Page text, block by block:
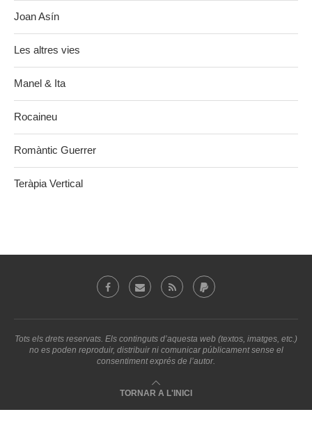
Joan Asín
Les altres vies
Manel & Ita
Rocaineu
Romàntic Guerrer
Teràpia Vertical
Tots els drets reservats. Els continguts d’aquesta web (textos, imatges, etc.)
no es poden reproduir, distribuir ni comunicar públicament sense el
consentiment exprés de l’autor.
TORNAR A L'INICI